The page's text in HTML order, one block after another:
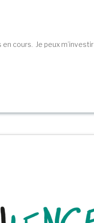
cours. Je peux m’investir